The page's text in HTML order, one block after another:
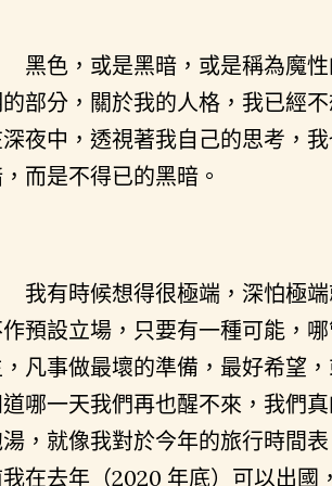
黑色，或是黑暗，或是稱為魔
部分，關於我的人格，我已經
夜中，透視著我自己的思考，
而是不得已的黑暗。
我有時候想得很極端，深怕極
預設立場，只要有一種可能，
凡事做最壞的準備，最好希望
哪一天我們再也醒不來，我們
，就像我對於今年的旅行時間
在去年（2020 年底）可以出國